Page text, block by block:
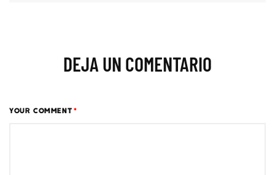
DEJA UN COMENTARIO
YOUR COMMENT *